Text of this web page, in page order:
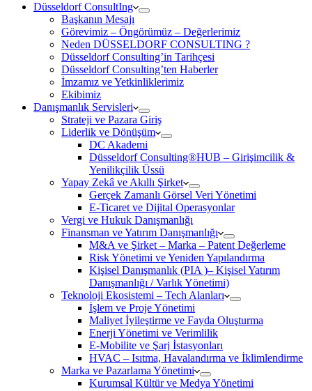
Düsseldorf ConsultIng
Başkanın Mesajı
Görevimiz – Öngörümüz – Değerlerimiz
Neden DÜSSELDORF CONSULTING ?
Düsseldorf Consulting’in Tarihçesi
Düsseldorf Consulting’ten Haberler
İmzamız ve Yetkinliklerimiz
Ekibimiz
Danışmanlık Servisleri
Strateji ve Pazara Giriş
Liderlik ve Dönüşüm
DC Akademi
Düsseldorf Consulting®HUB – Girişimcilik &
Yenilikçilik Üssü
Yapay Zekâ ve Akıllı Şirket
Gerçek Zamanlı Görsel Veri Yönetimi
E-Ticaret ve Dijital Operasyonlar
Vergi ve Hukuk Danışmanlığı
Finansman ve Yatırım Danışmanlığı
M&A ve Şirket – Marka – Patent Değerleme
Risk Yönetimi ve Yeniden Yapılandırma
Kişisel Danışmanlık (PIA )– Kişisel Yatırım
Danışmanlığı / Varlık Yönetimi)
Teknoloji Ekosistemi – Tech Alanları
İşlem ve Proje Yönetimi
Maliyet İyileştirme ve Fayda Oluşturma
Enerji Yönetimi ve Verimlilik
E-Mobilite ve Şarj İstasyonları
HVAC – Isıtma, Havalandırma ve İklimlendirme
Marka ve Pazarlama Yönetimi
Kurumsal Kültür ve Medya Yönetimi